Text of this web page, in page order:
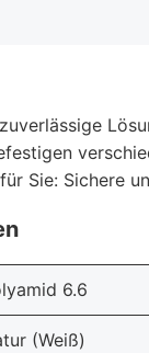
Sie: Sichere
6.6
(Weiß)